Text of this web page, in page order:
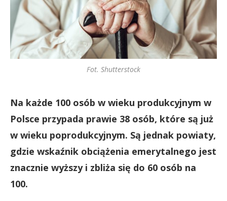
Fot. Shutterstock
Na każde 100 osób w wieku produkcyjnym w
Polsce przypada prawie 38 osób, które są już
w wieku poprodukcyjnym. Są jednak powiaty,
gdzie wskaźnik obciążenia emerytalnego jest
znacznie wyższy i zbliża się do 60 osób na
100.